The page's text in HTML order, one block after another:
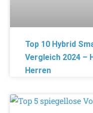
Top 10 Hybrid
Vergleich 2024 –
Herren